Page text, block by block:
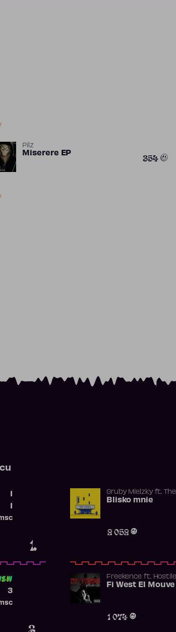
Pilz
Miserere EP 354
1.
msc
Gruby Mielzkyft.
Blisko mnie
2 052
3
msc
Freekence ft. Hostile
1 074